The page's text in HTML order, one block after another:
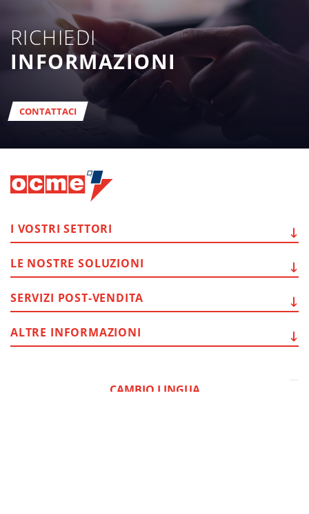
RICHIEDI
INFORMAZIONI
CONTATTACI
CAMBIO LINGUA
I VOSTRI SETTORI
LE NOSTRE SOLUZIONI
SERVIZI POST-VENDITA
ALTRE INFORMAZIONI